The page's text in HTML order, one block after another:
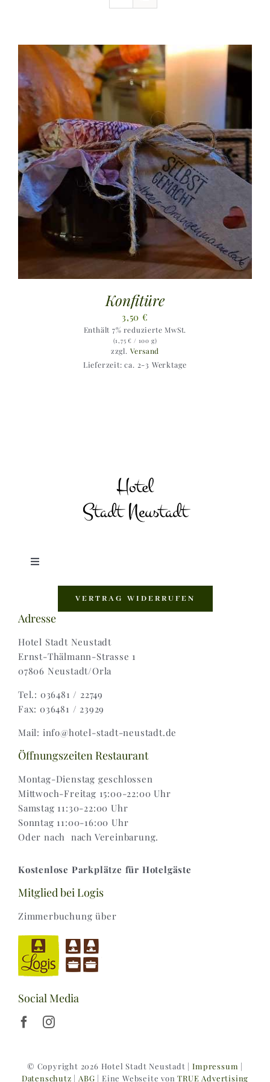
Anfahrt + Kontakt
Konfitüre
3,50€
Enthält 7% reduzierte MwSt.
(1,75€ / 100 g)
zzgl. Versand
Lieferzeit: ca. 2-3 Werktage
Toggle
Zahlungsweisen |
Widerruf |
Versand & Lieferung
VERTRAG WIDERRUFEN
Adresse
Hotel Stadt Neustadt
Ernst-Thälmann-Strasse 1
07806 Neustadt/Orla
Tel.: 036481 / 22749
Fax: 036481 / 23929
Mail: info@hotel-stadt-neustadt.de
Öffnungszeiten Restaurant
Montag-Dienstag geschlossen
Mittwoch-Freitag 15:00-22:00 Uhr
Samstag 11:30-22:00 Uhr
Sonntag 11:00-16:00 Uhr
Oder nach nach Vereinbarung.
Kostenlose Parkplätze für Hotelgäste
Mitglied bei Logis
Zimmerbuchung über
Social Media
© Copyright 2026 Hotel Stadt Neustadt |Impressum |
Datenschutz |ABG | Eine Webseite vonTRUE Advertising